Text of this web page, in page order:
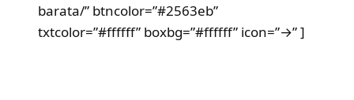
barata/” btncolor=”#2563eb”
txtcolor=”#ffffff” boxbg=”#ffffff” icon=”→” ]